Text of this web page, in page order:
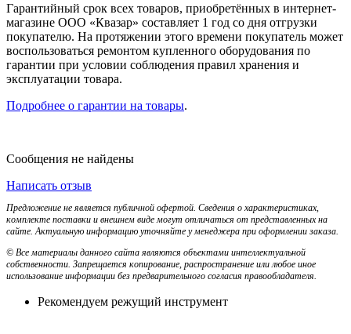
Гарантийный срок всех товаров, приобретённых в интернет-
магазине ООО «Квазар» составляет 1 год со дня отгрузки
покупателю. На протяжении этого времени покупатель может
воспользоваться ремонтом купленного оборудования по
гарантии при условии соблюдения правил хранения и
эксплуатации товара.
Подробнее о гарантии на товары.
Сообщения не найдены
Написать отзыв
Предложение не является публичной офертой. Сведения о характеристиках,
комплекте поставки и внешнем виде могут отличаться от представленных на
сайте. Актуальную информацию уточняйте у менеджера при оформлении заказа.
© Все материалы данного сайта являются объектами интеллектуальной
собственности. Запрещается копирование, распространение или любое иное
использование информации без предварительного согласия правообладателя.
Рекомендуем режущий инструмент